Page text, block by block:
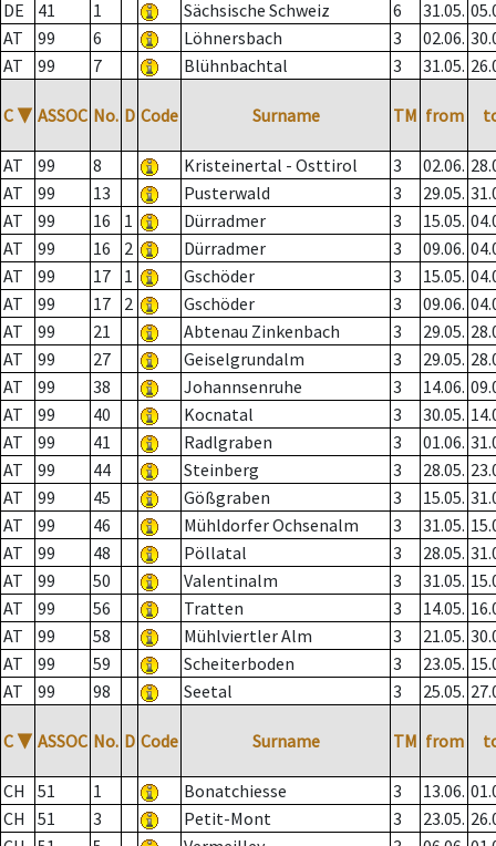
DE
41 1 Sächsische Schweiz 6 31.05.
AT
99 6 Löhnersbach 3 02.06.
AT
99 7 Blühnbachtal 3 31.05.
C ▼ ASSOC No. D Code Surname TM from
AT 99 8 Kristeinertal - Osttirol 3 02.06.
AT
99 13 Pusterwald 3 29.05.
AT
99 16 1 Dürradmer 3 15.05.
AT
99 16 2 Dürradmer 3 09.06.
AT
99 17 1 Gschöder 3 15.05.
AT
99 17 2 Gschöder 3 09.06.
AT
99 21 Abtenau Zinkenbach 3 29.05.
AT
99 27 Geiselgrundalm 3 29.05.
AT
99 38 Johannsenruhe 3 14.06.
AT
99 40 Kocnatal 3 30.05.
AT
99 41 Radlgraben 3 01.06.
AT
99 44 Steinberg 3 28.05.
AT
99 45 Gößgraben 3 15.05.
AT
99 46 Mühldorfer Ochsenalm 3 31.05.
AT
99 48 Pöllatal 3 28.05.
AT
99 50 Valentinalm 3 31.05.
AT
99 56 Tratten 3 14.05.
AT
99 58 Mühlviertler Alm 3 21.05.
AT
99 59 Scheiterboden 3 23.05.
AT
99 98 Seetal 3 25.05.
C ▼ ASSOC No. D Code Surname TM from
CH 51 1 Bonatchiesse 3 13.06.
CH
51 3 Petit-Mont 3 23.05.